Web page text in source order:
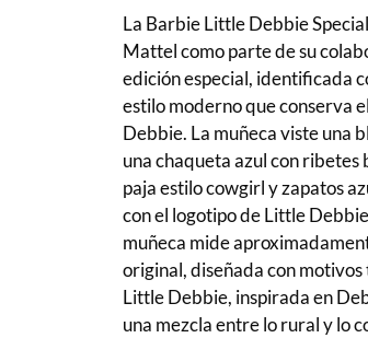
La Barbie Little Debbie
Mattel como parte de su
edición especial, identificada
estilo moderno que conserva
Debbie. La muñeca viste una
una chaqueta azul con ribetes
paja estilo cowgirl y zapatos
con el logotipo de Little
muñeca mide
original, diseñada con
Little Debbie, inspirada en
una mezcla entre lo rural y lo